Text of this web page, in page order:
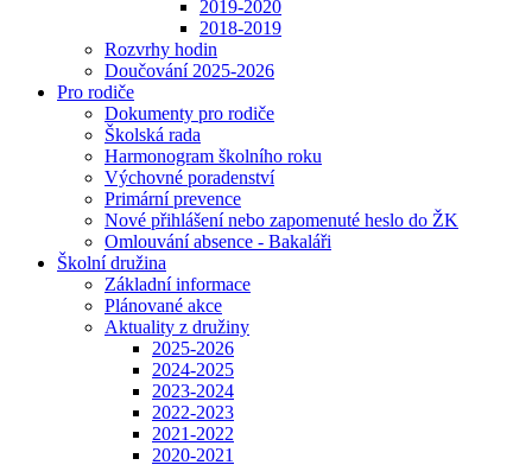
2019-2020
2018-2019
Rozvrhy hodin
Doučování 2025-2026
Pro rodiče
Dokumenty pro rodiče
Školská rada
Harmonogram školního roku
Výchovné poradenství
Primární prevence
Nové přihlášení nebo zapomenuté heslo do ŽK
Omlouvání absence - Bakaláři
Školní družina
Základní informace
Plánované akce
Aktuality z družiny
2025-2026
2024-2025
2023-2024
2022-2023
2021-2022
2020-2021